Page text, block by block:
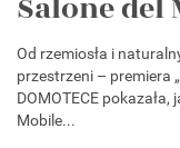
Salone del
Od rzemiosła i
przestrzeni – premiera
DOMOTECE
Mobile...